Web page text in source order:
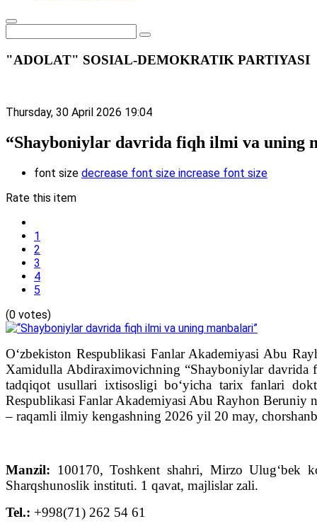
"ADOLAT" SOSIAL-DEMOKRATIK PARTIYASI
Thursday, 30 April 2026 19:04
“Shayboniylar davrida fiqh ilmi va uning
font size decrease font size increase font size
Rate this item
1
2
3
4
5
(0 votes)
O‘zbekiston Respublikasi Fanlar Akademiyasi Abu
Xamidulla Abdiraximovichning “Shayboniylar
tadqiqot usullari ixtisosligi bo‘yicha tarix fanlari
Respublikasi Fanlar Akademiyasi Abu Rayhon
– raqamli ilmiy kengashning 2026 yil 20 may,
Manzil: 100170, Toshkent shahri, Mirzo Ulug‘bek
Sharqshunoslik instituti. 1 qavat, majlislar zali.
Tel.: +998(71) 262 54 61